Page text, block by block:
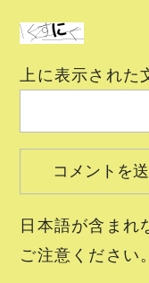
上に表示された
日本語が含まれ
ご注意ください